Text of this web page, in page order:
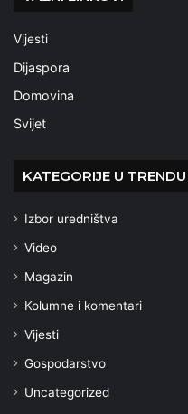
Vijesti
Dijaspora
Domovina
Svijet
KATEGORIJE U TRENDU
Izbor uredništva
Video
Magazin
Kolumne i komentari
Vijesti
Gospodarstvo
Uncategorized